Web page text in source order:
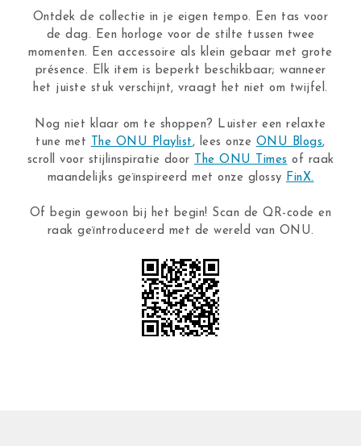
Ontdek de collectie in je eigen tempo. Een tas voor
de dag. Een horloge voor de stilte tussen twee
momenten. Een accessoire als klein gebaar met grote
présence. Elk item is beperkt beschikbaar; wanneer
het juiste stuk verschijnt, vraagt het niet om twijfel.
Nog niet klaar om te shoppen? Luister een relaxte
tune met
The ONU Playlist , lees onze ONU Blogs,
scroll voor stijlinspiratie door
The ONU Times of raak
maandelijks geïnspireerd met onze glossy FinX.
Of begin gewoon bij het begin! Scan de QR-code en
raak geïntroduceerd met de wereld van ONU.